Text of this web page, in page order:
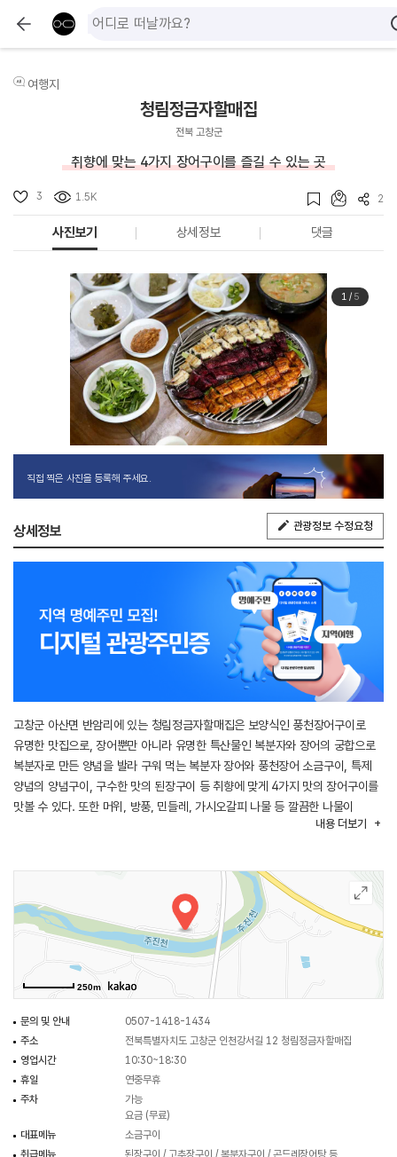
여행지
청림정금자할매집
전북 고창군
취향에 맞는 4가지 장어구이를 즐길 수 있는 곳
3 1.5K 2
사진보기 상세정보 댓글
1/ 5
직접 찍은 사진을 등록해 주세요.
상세정보 관광정보 수정요청
고창군 아산면 반암리에 있는 청림정금자할매집은 보양식인 풍천장어구이로
유명한 맛집으로, 장어뿐만 아니라 유명한 특산물인 복분자와 장어의 궁합으로
복분자로 만든 양념을 발라 구워 먹는 복분자 장어와 풍천장어 소금구이, 특제
양념의 양념구이, 구수한 맛의 된장구이 등 취향에 맞게 4가지 맛의 장어구이를
맛볼 수 있다. 또한 머위, 방풍, 민들레, 가시오갈피 나물 등 깔끔한 나물이
푸짐하게 제공되어 장어구이를 맛있게 즐길 수 있다. 가게 내부에는 장어맛 최강
사진으로 가득하고 독특한 문양을 넣은 테이블들이 널찍하게 배치돼 있다.
내용 더보기
250m
문의 및 안내
0507-1418-1434
주소
전북특별자치도 고창군 인천강서길 12 청림정금자할매집
영업시간
10:30~18:30
휴일
연중무휴
주차
가능
요금 (무료)
대표메뉴
소금구이
취급메뉴
된장구이 / 고추장구이 / 복분자구이 / 곤드레장어탕 등